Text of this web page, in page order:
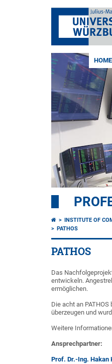
HOME
INSTITUTE OF
PATHOS
PATHOS
Das
entwickeln.
ermöglichen.
Die acht an
überzeugen und
Weitere
Ansprechpartner:
Prof. Dr.-Ing. Hakan